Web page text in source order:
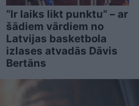
“Ir laiks likt punktu” – ar
šādiem vārdiem no
Latvijas basketbola
izlases atvadās Dāvis
Bertāns